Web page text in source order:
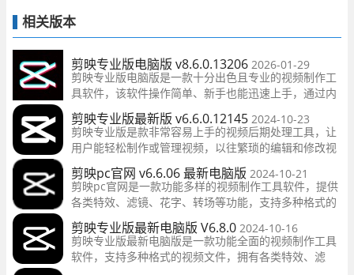
相关版本
剪映专业版电脑版 v8.6.0.13206 2026-01-29
剪映专业版电脑版是一款十分出色且专业的视频制作工
具软件，该软件操作简单、新手也能迅速上手，通过内
置大量的素材和素材，长期以来深得用户喜爱，功能全
面，欢迎有需要的有需要的用户快来下载。
剪映专业版最新版 v6.6.0.12145 2024-10-23
剪映专业版是款非常容易上手的视频后期处理工具，让
用户能轻松制作或管理视频，以往繁琐的编辑和修改视
频步骤，现在都能轻松搞定，剪映是目前最优秀的视频
编辑工具，内置多种滤镜特效免费使用，喜欢的小伙伴
欢迎到本站下载。
剪映pc官网 v6.6.06 最新电脑版 2024-10-21
剪映pc官网是一款功能多样的视频制作工具软件，提供
各类特效、滤镜、花字、转场等功能，支持多种格式的
视频文件，强大的功能给用户带来更方便的剪辑服务，
支持多视频音轨编辑，欢迎有需要的用户前来下载。
剪映专业版最新电脑版 V6.8.0 2024-10-16
剪映专业版最新电脑版是一款功能全面的视频制作工具
软件，支持多种格式的视频文件，拥有各类特效、滤